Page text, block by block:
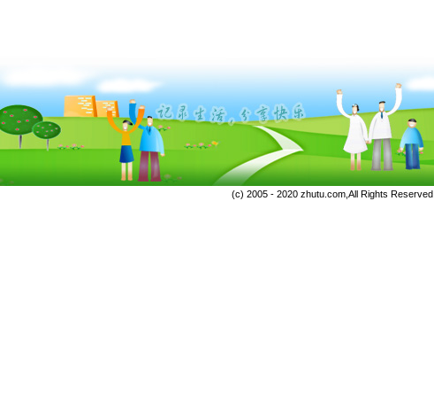
(c) 2005 - 2020 zhutu.com,All Rights Reserved